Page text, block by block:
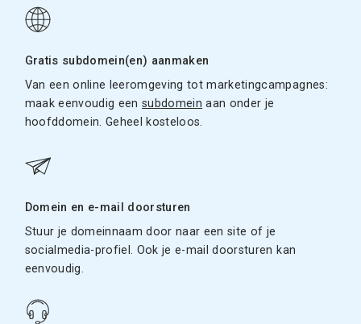
Gratis subdomein(en) aanmaken
Van een online leeromgeving tot marketingcampagnes:
maak eenvoudig eensubdomein aan onder je
hoofddomein. Geheel kosteloos.
Domein en e-mail doorsturen
Stuur je domeinnaam door naar een site of je
socialmedia-profiel. Ook je e-mail doorsturen kan
eenvoudig.